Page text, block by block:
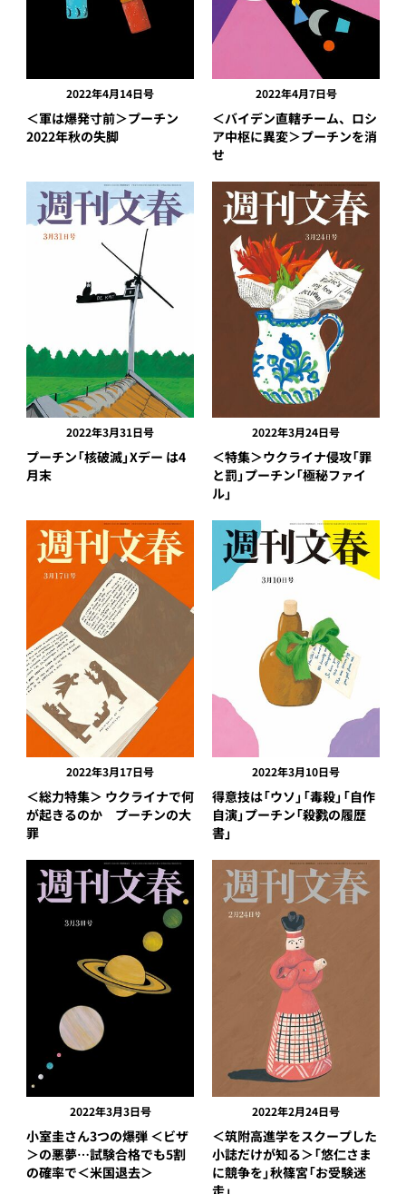
2022年4月14日号
＜軍は爆発寸前＞プーチン
2022年秋の失脚
2022年4月7日号
＜バイデン直轄チーム、ロシ
ア中枢に異変＞プーチンを消
せ
2022年3月31日号
プーチン「核破滅」Xデー は4
月末
2022年3月24日号
＜特集＞ウクライナ侵攻「罪
と罰」プーチン「極秘ファイ
ル」
2022年3月17日号
＜総力特集＞ ウクライナで何
が起きるのか プーチンの大
罪
2022年3月10日号
得意技は「ウソ」「毒殺」「自作
自演」プーチン「殺戮の履歴
書」
2022年3月3日号
小室圭さん3つの爆弾 ＜ビザ
＞の悪夢…試験合格でも5割
の確率で＜米国退去＞
2022年2月24日号
＜筑附高進学をスクープした
小誌だけが知る＞「悠仁さま
に競争を」秋篠宮「お受験迷